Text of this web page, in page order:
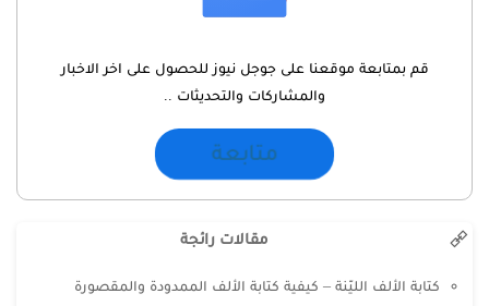
قم بمتابعة موقعنا على جوجل نيوز للحصول على اخر الاخبار
والمشاركات والتحديثات ..
متابعة
مقالات رائجة
كتابة الألف الليّنة – كيفية كتابة الألف الممدودة والمقصورة